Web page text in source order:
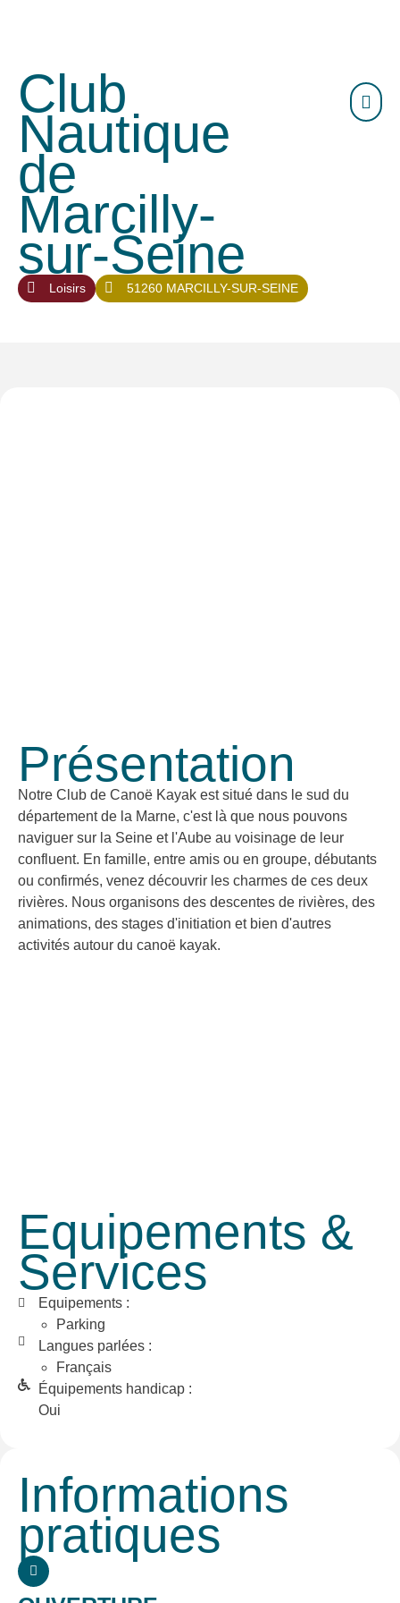
Club
Nautique
de
Marcilly-
sur-Seine
Loisirs 51260 MARCILLY-SUR-SEINE
Présentation
Notre Club de Canoë Kayak est situé dans le sud du
département de la Marne, c'est là que nous pouvons
naviguer sur la Seine et l'Aube au voisinage de leur
confluent. En famille, entre amis ou en groupe, débutants
ou confirmés, venez découvrir les charmes de ces deux
rivières. Nous organisons des descentes de rivières, des
animations, des stages d'initiation et bien d'autres
activités autour du canoë kayak.
Equipements &
Services
Equipements :
Parking
Langues parlées :
Français
Équipements handicap :
Oui
Informations
pratiques